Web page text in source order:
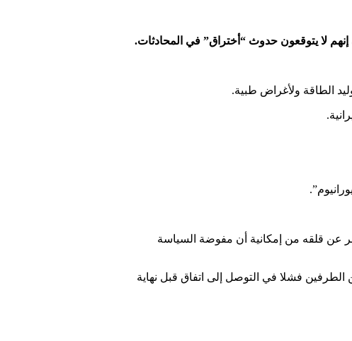
إنهم لا يتوقعون حدوث “أختراق” في المحادثات.
الطاقة ولأغراض طبية.
عن قلقه من إمكانية أن مفوضة السياسة
فشلا في التوصل إلى اتفاق قبل نهاية